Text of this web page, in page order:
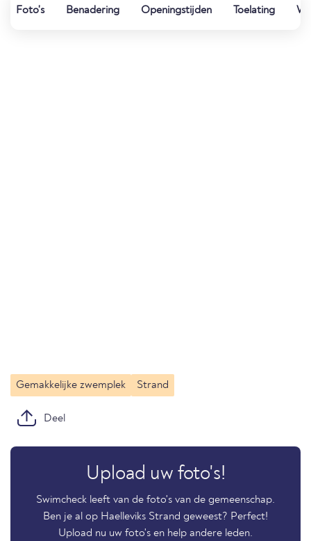
Foto's Benadering Openingstijden Toelating
Gemakkelijke zwemplek Strand
Deel
Upload uw foto's!
Swimcheck leeft van de foto's van de gemeenschap.
Ben je al op Haelleviks Strand geweest? Perfect!
Upload nu uw foto's en help andere leden.